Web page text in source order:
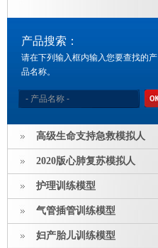
产品搜索：
请在下列输入框内输入您要查找的产
品名称。
高级生命支持急救模拟人
2020版心肺复苏模拟人
护理训练模型
气管插管训练模型
妇产胎儿训练模型